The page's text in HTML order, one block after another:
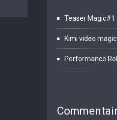
Teaser Magic#1
Kimi video magic
Performance